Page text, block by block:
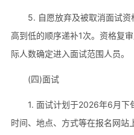
5. 自愿放弃及被取消面试
高到低的顺序递补1次。资格复
际人数确定进入面试范围人员。
(四)面试
1. 面试计划于2026年6月下
时间、地点、方式等在报名网站